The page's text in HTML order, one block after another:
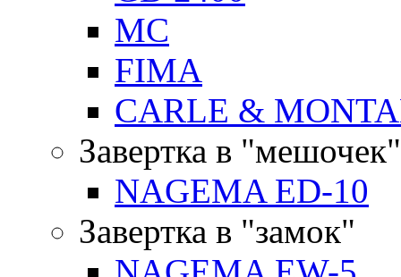
MC
FIMA
CARLE &
Завертка в "мешочек"
NAGEMA ED-10
Завертка в "замок"